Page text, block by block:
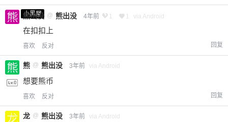
小黑屋
熊出没 @ 熊出没 4年前 1 1 via Android
在扣扣上
喜欢 反对 回复
熊 @ 熊出没 3年前 via Android
想要熊币
喜欢 反对 回复
龙 @ 熊出没 3年前 via Android